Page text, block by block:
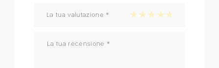
La tua valutazione * 1 stella su 5
2 stelle su 5
3 stelle su 5
4 stelle su 5